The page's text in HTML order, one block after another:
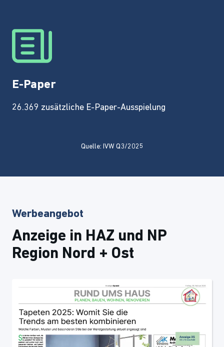
E-Paper
26.369 zusätzliche E-Paper-Ausspielung
Quelle: IVW Q3/2025
Werbeangebot
Anzeige in HAZ und NP
Region Nord + Ost